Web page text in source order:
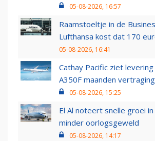
05-08-2026, 16:57
Raamstoeltje in de
Lufthansa kost dat 170
05-08-2026, 16:41
Cathay Pacific ziet
A350F maanden
05-08-2026, 15:25
El Al noteert snelle groei
minder oorlogsgeweld
05-08-2026, 14:17